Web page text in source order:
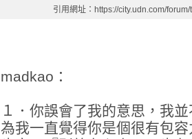
引用網址：https://city.udn.com/
madkao：
１．你誤會了我的意思，我
為我一直覺得你是個很有包